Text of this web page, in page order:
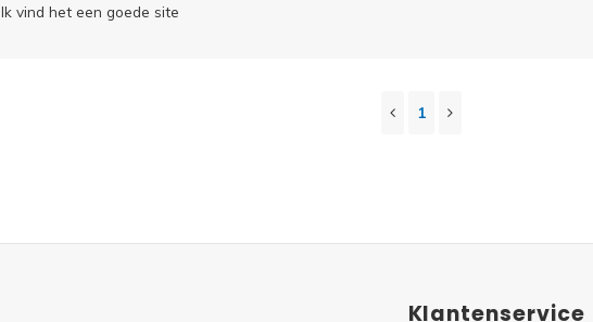
Ik vind het een goede site
1
Klantenservice